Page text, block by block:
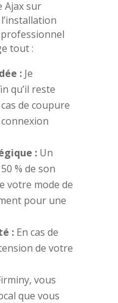
Ajax sur
professionnel
tout :
: Je
qu’il reste
de coupure
: Un
% de son
votre mode de
pour une
: En cas de
de votre
vous
que vous